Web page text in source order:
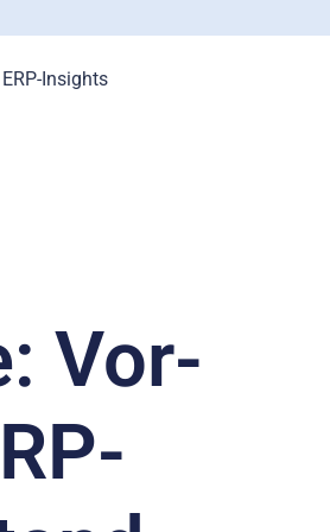
ERP-Insights
Vor-